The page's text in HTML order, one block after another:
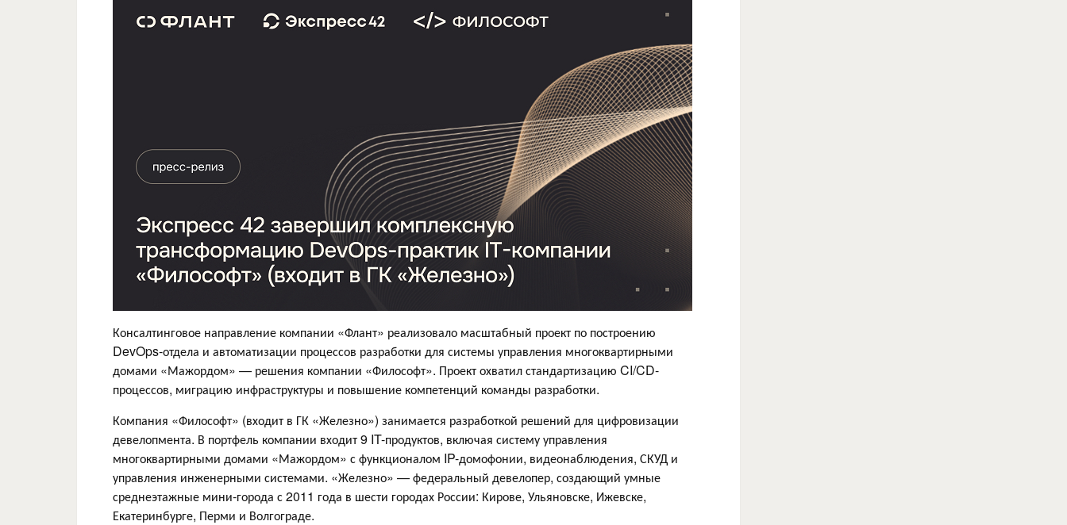
Консалтинговое направление компании «Флант» реализовало масштабный проект по построению
DevOps-отдела и автоматизации процессов разработки для системы управления многоквартирными
домами «Мажордом» — решения компании «Философт». Проект охватил стандартизацию CI/CD-
процессов, миграцию инфраструктуры и повышение компетенций команды разработки.
Компания «Философт» (входит в ГК «Железно») занимается разработкой решений для цифровизации
девелопмента. В портфель компании входит 9 IT-продуктов, включая систему управления
многоквартирными домами «Мажордом» с функционалом IP-домофонии, видеонаблюдения, СКУД и
управления инженерными системами. «Железно» — федеральный девелопер, создающий умные
среднеэтажные мини-города с 2011 года в шести городах России: Кирове, Ульяновске, Ижевске,
Екатеринбурге, Перми и Волгограде.